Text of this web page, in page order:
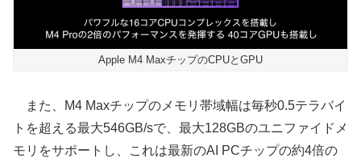
Apple M4 MaxチップのCPUとGPU
また、M4 Maxチップのメモリ帯域幅は毎秒0.5テラバイ
トを超える最大546GB/sで、最大128GBのユニファイドメ
モリをサポートし、これは最新のAI PCチップの約4倍の